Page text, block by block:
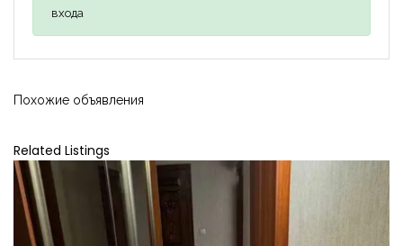
входа
Похожие объявления
Related Listings